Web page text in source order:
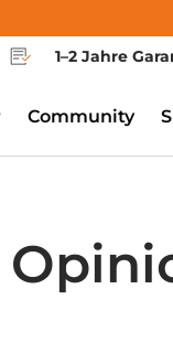
1–2 Jahre
Community